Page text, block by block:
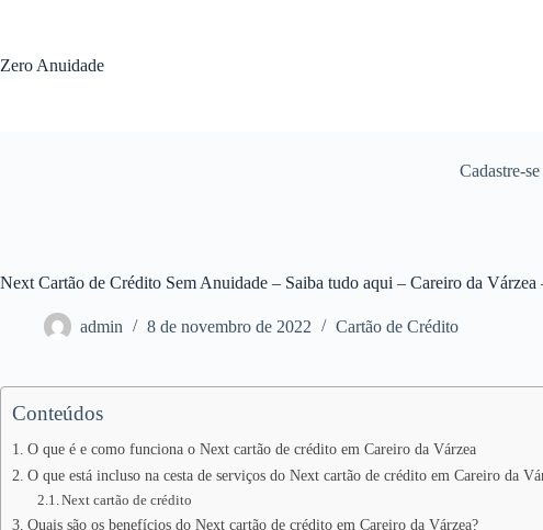
conteúdo
Zero Anuidade
Cadastre-
Next Cartão de Crédito Sem Anuidade – Saiba tudo aqui – Careiro da
admin 8 de novembro de 2022 Cartão de Crédito
Conteúdos
O que é e como funciona o Next cartão de crédito em Careiro da Várzea
O que está incluso na cesta de serviços do Next cartão de crédito em Careiro da
Next cartão de crédito
Quais são os benefícios do Next cartão de crédito em Careiro da Várzea?